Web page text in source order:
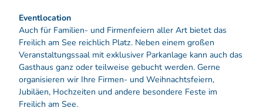
Eventlocation
Auch für Familien- und Firmenfeiern aller Art bietet das
Freilich am See reichlich Platz. Neben einem großen
Veranstaltungssaal mit exklusiver Parkanlage kann auch das
Gasthaus ganz oder teilweise gebucht werden. Gerne
organisieren wir Ihre Firmen- und Weihnachtsfeiern,
Jubiläen, Hochzeiten und andere besondere Feste im
Freilich am See.